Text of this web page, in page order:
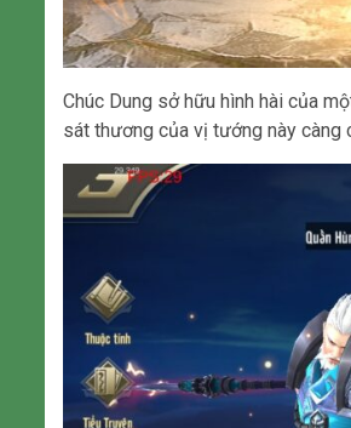
Chúc Dung sở hữu hình hài của
sát thương của vị tướng này càng